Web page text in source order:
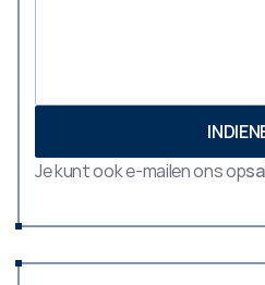
Je kunt ook e-mailen ons op